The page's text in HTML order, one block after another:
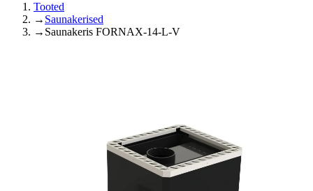
Tooted
→ Saunakerised
→ Saunakeris FORNAX-14-L-V